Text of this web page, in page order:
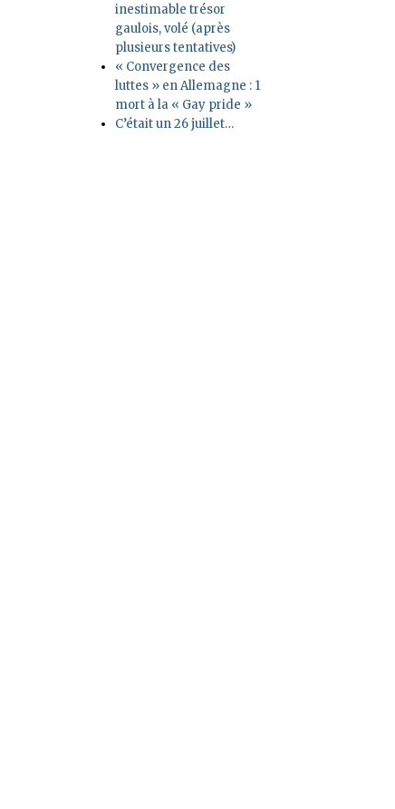
inestimable trésor
gaulois, volé (après
plusieurs tentatives)
« Convergence des
luttes » en Allemagne : 1
mort à la « Gay pride »
C’était un 26 juillet…